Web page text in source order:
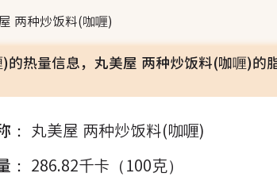
两种炒饭料(咖喱)
的热量信息，丸美屋 两种炒饭料(咖喱)
： 丸美屋 两种炒饭料(咖喱)
： 286.82千卡（100克）